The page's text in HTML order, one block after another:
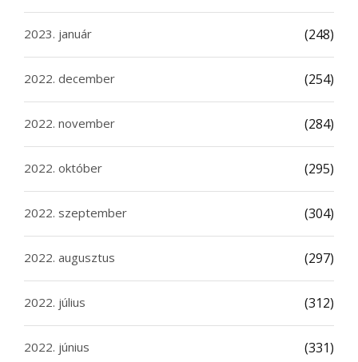
2023. január (248)
2022. december (254)
2022. november (284)
2022. október (295)
2022. szeptember (304)
2022. augusztus (297)
2022. július (312)
2022. június (331)